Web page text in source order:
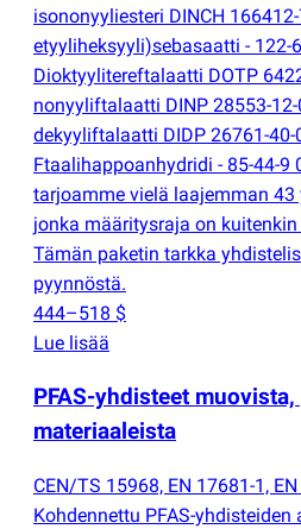
isononyyliesteri DINCH
etyyliheksyyli)sebasaatti - 122-
Dioktyylitereftalaatti DOTP
nonyyliftalaatti DINP 28553-
dekyyliftalaatti DIDP 26761-40-
Ftaalihappoanhydridi - 85-44-9
tarjoamme vielä laajemman 43
jonka määritysraja on
Tämän paketin tarkka
pyynnöstä.
444–518 $
Lue lisää
PFAS-yhdisteet
materiaaleista
CEN/TS 15968, EN 17681-1,
Kohdennettu PFAS-